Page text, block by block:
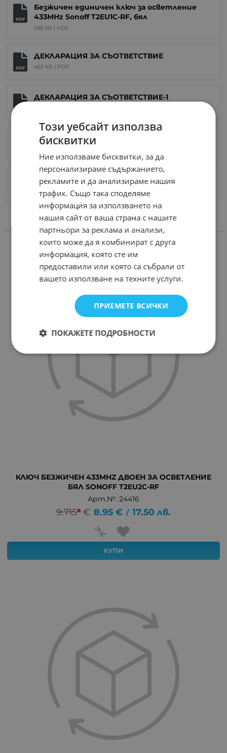
PDF
Безжичен единичен ключ за осветление
433MHz Sonoff T2EU1C-RF, бял
295 KB | PDF
PDF
ДЕКЛАРАЦИЯ ЗА СЪОТВЕТСТВИЕ
463 KB | PDF
ДЕКЛАРАЦИЯ ЗА СЪОТВЕТСТВИЕ-1
ДЕКЛАРАЦИЯ ЗА СЪОТВЕТСТВИ-EN
ДЕКЛАРАЦИЯ ЗА СЪОТВЕТСТВИ-EN-1
PDF
СВЪРЗАНИ ПРОДУКТИ
КЛЮЧ БЕЗЖИЧЕН 433MHZ ДВОЕН ЗА ОСВЕТЛЕНИЕ
БЯЛ SONOFF T2EU2C-RF
Арт.№: 24416
9.715*€ 8.95 € / 17.50 лв.
КУПИ
Този уебсайт използва
бисквитки
Ние използваме бисквитки, за да
персонализираме съдържанието,
рекламите и да анализираме нашия
трафик. Също така споделяме
информация за използването на
нашия сайт от ваша страна с нашите
партньори за реклама и анализи,
които може да я комбинират с друга
информация, която сте им
предоставили или която са събрали от
вашето използване на техните услуги.
ПРИЕМЕТЕ ВСИЧКИ
ПОКАЖЕТЕ ПОДРОБНОСТИ